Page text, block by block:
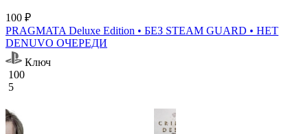
100 ₽
PRAGMATA Deluxe Edition • БЕЗ STEAM GUARD • НЕТ
DENUVO ОЧЕРЕДИ
Ключ
100
5